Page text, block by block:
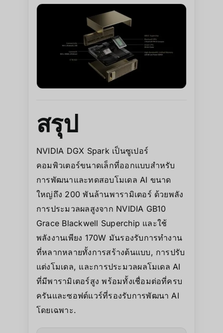
สรุป
NVIDIA DGX Spark เป็นซูเปอร์
คอมพิวเตอร์ขนาดเล็กที่ออกแบบสำหรับ
การพัฒนาและทดสอบโมเดล AI ขนาด
ใหญ่ถึง 200 พันล้านพารามิเตอร์ ด้วยพลัง
การประมวลผลสูงจาก NVIDIA GB10
Grace Blackwell Superchip และใช้
พลังงานเพียง 170W มันรองรับการทำงาน
ที่หลากหลายทั้งการสร้างต้นแบบ, การปรับ
แต่งโมเดล, และการประมวลผลโมเดล AI
ที่มีพารามิเตอร์สูง พร้อมทั้งเชื่อมต่อที่ครบ
ครันและซอฟต์แวร์ที่รองรับการพัฒนา AI
โดยเฉพาะ.